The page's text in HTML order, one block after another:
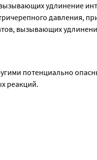
удлинение
давления,
вызывающих
потенциально
реакций.